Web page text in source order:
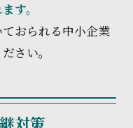
す。
おられる中小企業
さい。
対策